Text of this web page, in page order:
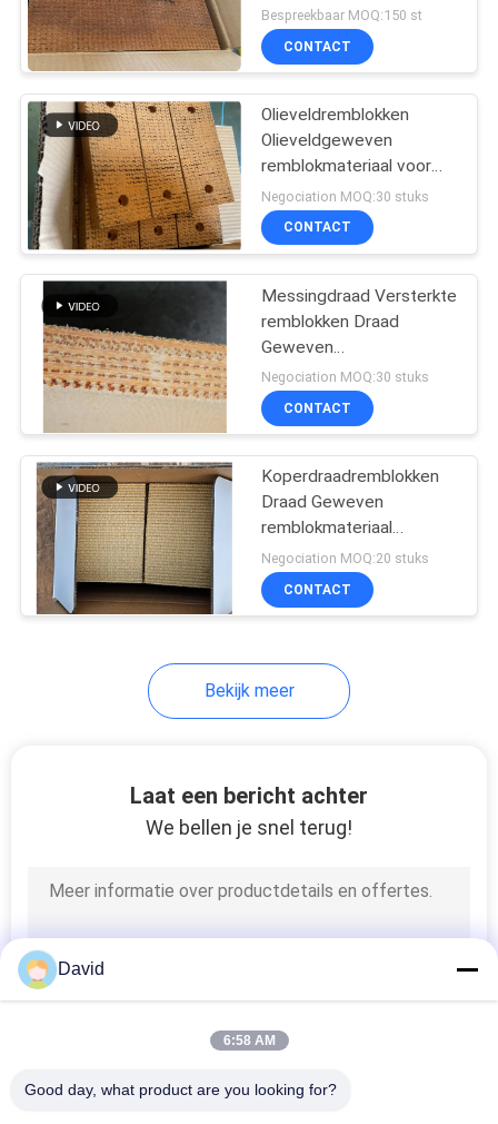
het boren van putten
Bespreekbaar MOQ:150 st
CONTACT
Olieveldremblokken
Olieveldgeweven
remblokmateriaal voor
boorplatform met palen
Negociation MOQ:30 stuks
CONTACT
Messingdraad Versterkte
remblokken Draad
Geweven
remblokmateriaal voor
olieput
Negociation MOQ:30 stuks
CONTACT
Koperdraadremblokken
Draad Geweven
remblokmateriaal
Messingdraad Versterkt
Negociation MOQ:20 stuks
CONTACT
Bekijk meer
Laat een bericht achter
We bellen je snel terug!
David
6:58 AM
Good day, what product are you looking for?